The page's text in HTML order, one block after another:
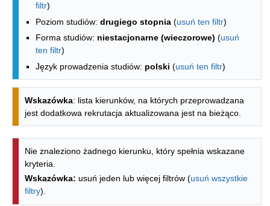
filtr)
Poziom studiów: drugiego stopnia (usuń ten filtr)
Forma studiów: niestacjonarne (wieczorowe) (usuń
ten filtr)
Język prowadzenia studiów: polski (usuń ten filtr)
Wskazówka: lista kierunków, na których przeprowadzana
jest dodatkowa rekrutacja aktualizowana jest na bieżąco.
Nie znaleziono żadnego kierunku, który spełnia wskazane
kryteria.
Wskazówka: usuń jeden lub więcej filtrów (usuń wszystkie
filtry).